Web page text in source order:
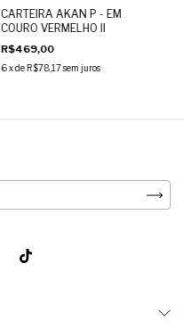
CARTEIRA AKAN P - EM
COURO VERMELHO II
R$469,00
6 x deR$78,17sem juros